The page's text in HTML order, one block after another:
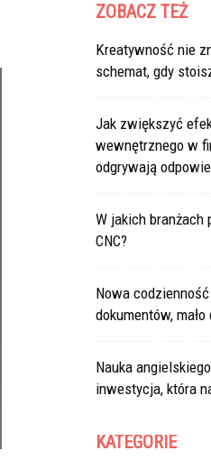
ZOBACZ TEŻ
Kreatywność nie
schemat, gdy
Jak zwiększyć
wewnętrznego w
odgrywają
W jakich
CNC?
Nowa
dokumentów,
Nauka
inwestycja, która
KATEGORIE